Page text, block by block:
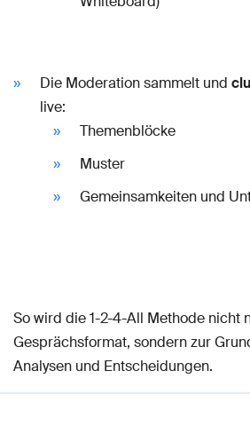
Die Moderation sammelt und
live:
Themenblöcke
Muster
Gemeinsamkeiten und
So wird die 1-2-4-All Methode nicht
Gesprächsformat, sondern zur
Analysen und Entscheidungen.